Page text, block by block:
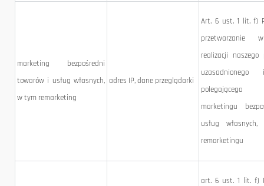
marketing bezpośredni
towarów i usług własnych,
w tym remarketing
adres IP, dane przeglądarki
Art. 6 ust. 1 lit. f)
przetwarzanie
realizacji naszego
uzasadnionego
marketingu
usług
remarketingu
art. 6 ust. 1 lit. f)